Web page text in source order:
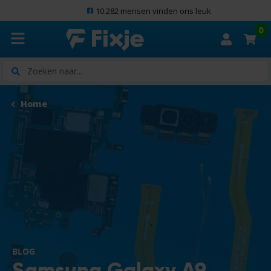
10.282 mensen vinden ons leuk
Zoeken
0
Home
BLOG